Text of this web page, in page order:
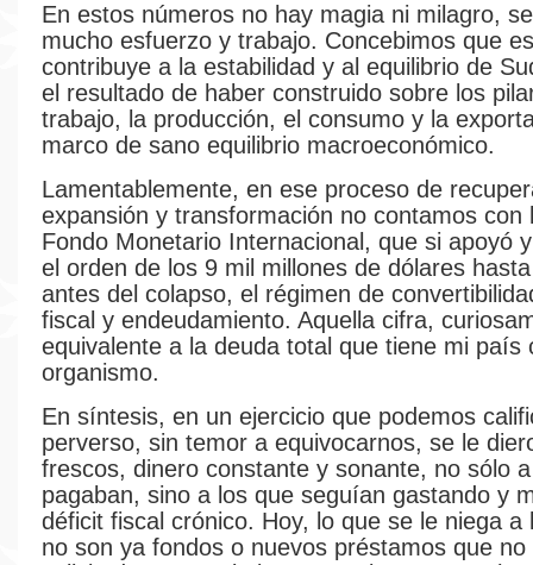
En estos números no hay magia ni milagro,
mucho esfuerzo y trabajo. Concebimos que
contribuye a la estabilidad y al equilibrio de
el resultado de haber construido sobre los
trabajo, la producción, el consumo y la
marco de sano equilibrio macroeconómico.
Lamentablemente, en ese proceso de
expansión y transformación no contamos con
Fondo Monetario Internacional, que si apoyó
el orden de los 9 mil millones de dólares
antes del colapso, el régimen de
fiscal y endeudamiento. Aquella cifra,
equivalente a la deuda total que tiene mi país
organismo.
En síntesis, en un ejercicio que podemos
perverso, sin temor a equivocarnos, se le
frescos, dinero constante y sonante, no sólo
pagaban, sino a los que seguían gastando y
déficit fiscal crónico. Hoy, lo que se le niega a
no son ya fondos o nuevos préstamos que no